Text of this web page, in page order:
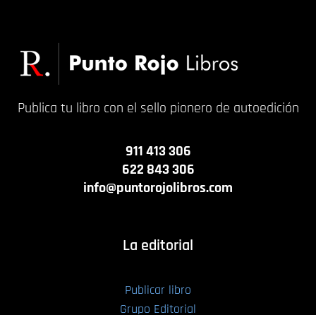
Publica tu libro con el sello pionero de autoedición
911 413 306
622 843 306
info@puntorojolibros.com
La editorial
Publicar libro
Grupo Editorial